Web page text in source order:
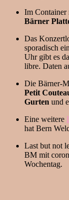
Im Container
Bärner
Das
sporadisch
Uhr gibt es
libre. Daten
Die Bärner-
Petit
Gurten und
Eine weitere
hat Bern
Last but not
BM mit
Wochentag.